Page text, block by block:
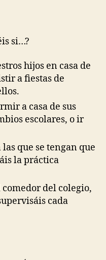
si…?
hijos en casa de
a fiestas de
a casa de sus
escolares, o ir
que se tengan que
la práctica
del colegio,
cada